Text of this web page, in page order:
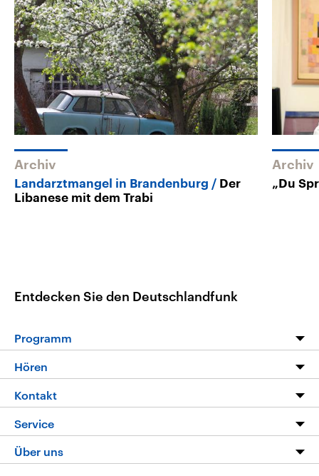
Archiv
Landarztmangel in Brandenburg
Der
Libanese mit dem Trabi
Archiv
„Du
Entdecken Sie den Deutschlandfunk
Programm
Die Nachrichten
Nachrichtenleicht
Neue Beiträge auf dlf.de
Hören
Livestream
Podcasts
Deutschlandfunk App
Kontakt
Service
FAQ
Über uns